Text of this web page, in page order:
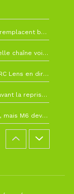
La Liga change de diffuseur : DAZN et Disney+ remplacent beIN Sports !
RC Lens – Villarreal : à quelle heure et sur quelle chaîne voir la finale de la Como Cup ?
Como Cup : comment regarder les matchs du RC Lens en direct ?
Ligue 1+ diffusera plus de 30 matchs amicaux avant la reprise de la Ligue 1
Coupe du monde 2026 : des audiences record, mais M6 devrait perdre très gros !